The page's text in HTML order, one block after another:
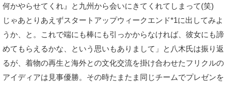
何かやらせてくれ』と九州から会いにきてくれてしまって(笑)
じゃあとりあえずスタートアップウィークエンド*1に出してみよ
うか、と。これで端にも棒にも引っかからなければ、彼女にも諦
めてもらえるかな、という思いもありまして」と八木氏は振り返
るが、着物の再生と海外との文化交流を掛け合わせたフリクルの
アイディアは見事優勝。その時たまたま同じチームでプレゼンを